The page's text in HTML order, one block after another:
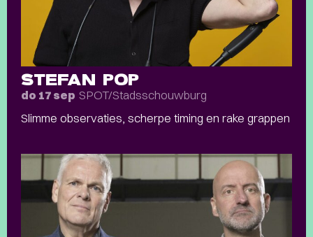
STEFAN POP
do 17 sep SPOT/Stadsschouwburg
Slimme observaties, scherpe timing en rake grappen